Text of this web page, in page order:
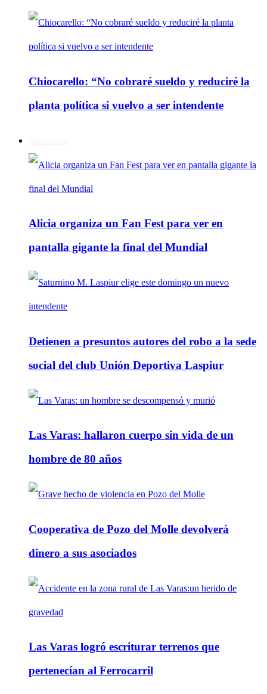
Chiocarello: “No cobraré sueldo y reduciré la
planta política si vuelvo a ser intendente
Alicia organiza un Fan Fest para ver en
pantalla gigante la final del Mundial
Detienen a presuntos autores del robo a la sede
social del club Unión Deportiva Laspiur
Las Varas: hallaron cuerpo sin vida de un
hombre de 80 años
Cooperativa de Pozo del Molle devolverá
dinero a sus asociados
Las Varas logró escriturar terrenos que
pertenecían al Ferrocarril